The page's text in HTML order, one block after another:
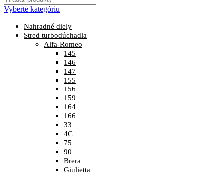
Vyberte kategóriu
Nahradné diely
Stred turbodúchadla
Alfa-Romeo
145
146
147
155
156
159
164
166
33
4C
75
90
Brera
Giulietta